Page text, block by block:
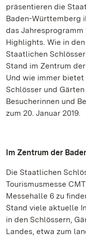
präsentieren die
Baden-Württemberg
das Jahresprogramm
Highlights. Wie in
Staatlichen
Stand im Zentrum
Und wie immer
Schlösser und
Besucherinnen und
zum 20. Januar 2019.
Im Zentrum der
Die Staatlichen
Tourismusmesse
Messehalle 6 zu
Stand viele aktuelle
in den Schlössern,
Landes, etwa zum